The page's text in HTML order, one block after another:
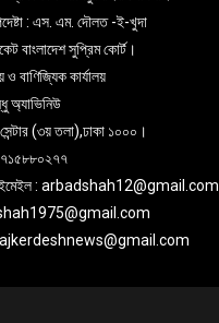
: এস. এম. দৌলত -ই-খুদা
বাংলাদেশ সুপ্রিম কোর্ট।
ও বাণিজ্যিক কার্যালয়
অ্যাভিনিউ
(৩য় তলা),ঢাকা ১০০০।
ইমেইল : arbadshah12@gmail.com
ajkerdeshnews@gmail.com